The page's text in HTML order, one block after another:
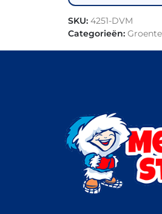
SKU: 4251-DVM
Categorieën: Groente